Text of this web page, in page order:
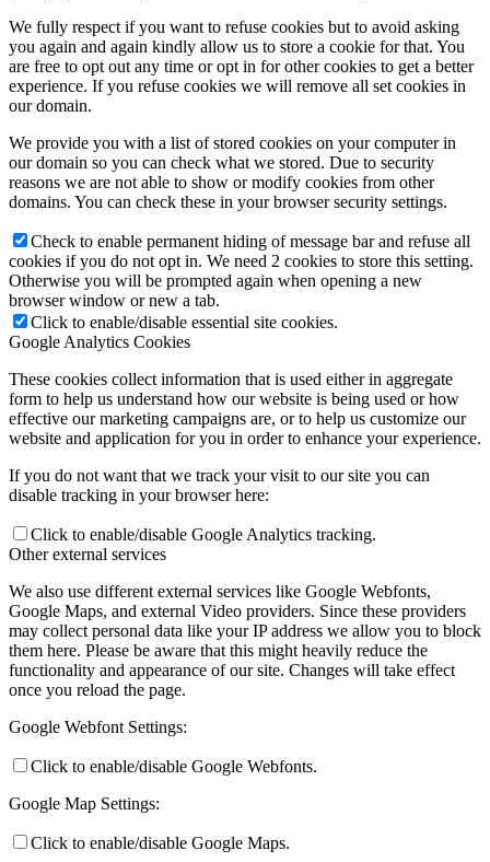
We fully respect if you want to refuse cookies but to avoid asking
you again and again kindly allow us to store a cookie for that. You
are free to opt out any time or opt in for other cookies to get a better
experience. If you refuse cookies we will remove all set cookies in
our domain.
We provide you with a list of stored cookies on your computer in
our domain so you can check what we stored. Due to security
reasons we are not able to show or modify cookies from other
domains. You can check these in your browser security settings.
Check to enable permanent hiding of message bar and refuse all
cookies if you do not opt in. We need 2 cookies to store this setting.
Otherwise you will be prompted again when opening a new
browser window or new a tab.
Click to enable/disable essential site cookies.
Google Analytics Cookies
These cookies collect information that is used either in aggregate
form to help us understand how our website is being used or how
effective our marketing campaigns are, or to help us customize our
website and application for you in order to enhance your experience.
If you do not want that we track your visit to our site you can
disable tracking in your browser here:
Click to enable/disable Google Analytics tracking.
Other external services
We also use different external services like Google Webfonts,
Google Maps, and external Video providers. Since these providers
may collect personal data like your IP address we allow you to block
them here. Please be aware that this might heavily reduce the
functionality and appearance of our site. Changes will take effect
once you reload the page.
Google Webfont Settings:
Click to enable/disable Google Webfonts.
Google Map Settings:
Click to enable/disable Google Maps.